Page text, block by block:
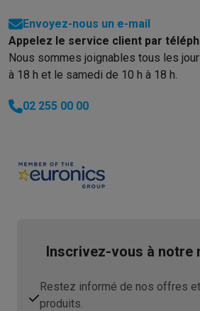
Envoyez-nous un e-mail
Appelez le service client par
Nous sommes joignables tous les
à 18 h et le samedi de 10 h à 18 h.
02 255 00 00
Inscrivez-vous à notre
Restez informé de nos offres
produits.